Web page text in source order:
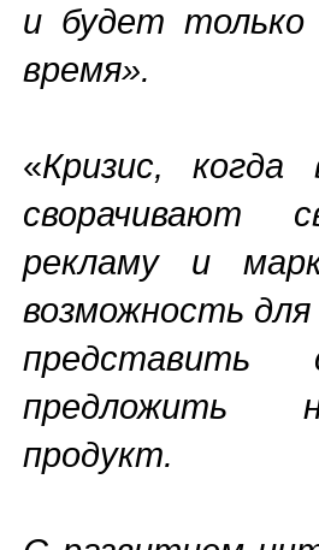
и будет
время».
«Кризис, когда
сворачивают
рекламу и
возможность
предложить
продукт.